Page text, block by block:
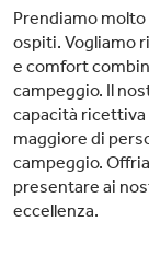
Prendiamo molto
ospiti. Vogliamo
e comfort
campeggio. Il
capacità
maggiore di
campeggio.
presentare ai
eccellenza.